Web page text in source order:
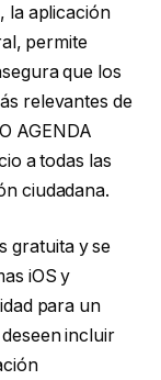
la aplicación
permite
que los
relevantes de
AGENDA
a todas las
ciudadana.
gratuita y se
iOS y
para un
incluir